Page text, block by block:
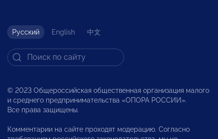
Русский English 中文
© 2023 Общероссийская общественная организация малого
и среднего предпринимательства «ОПОРА РОССИИ».
Все права защищены.
Комментарии на сайте проходят модерацию. Согласно